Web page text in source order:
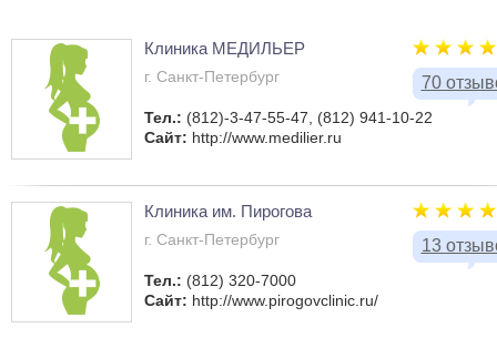
70
Клиника МЕДИЛЬЕР
г. Санкт-Петербург
Тел.: (812)-3-47-55-47, (812) 941-10-22
Сайт: http://www.medilier.ru
13
Клиника им. Пирогова
г. Санкт-Петербург
Тел.: (812) 320-7000
Сайт: http://www.pirogovclinic.ru/